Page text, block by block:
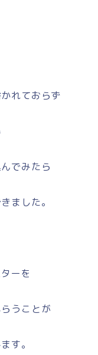
れておらず
でみたら
ました。
ーを
うことが
す。